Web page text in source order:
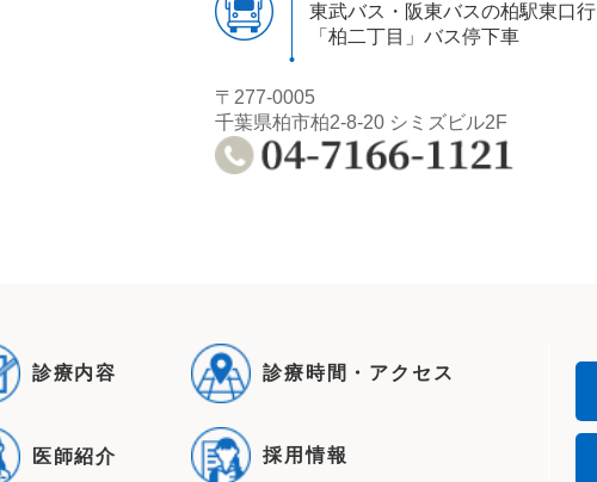
東武バス・阪東バスの柏駅東口行
「柏二丁目」バス停下車
〒277-0005
千葉県柏市柏2-8-20 シミズビル2F
診療内容 診療時間・アクセス
医師紹介 採用情報